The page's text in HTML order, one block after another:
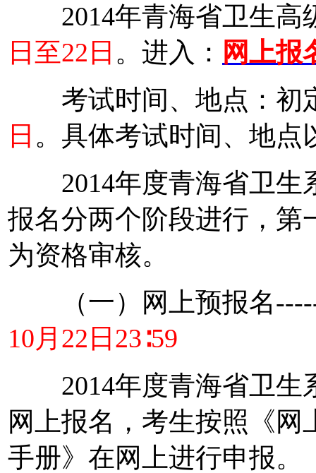
2014年青海省卫生高
日至22日 。进入： 网上报
考试时间、地点：初
日 。具体考试时间、地点
2014年度青海省卫生
报名分两个阶段进行，第
为资格审核。
（一）网上预报名
10月22日23∶59
2014年度青海省卫生
网上报名，考生按照《
手册》在网上进行申报。